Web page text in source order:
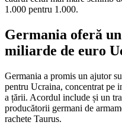
1.000 pentru 1.000.
Germania oferă
miliarde de euro
Germania a promis un ajutor
pentru Ucraina, concentrat pe
a țării. Acordul include și un
producătorii germani de
rachete Taurus.